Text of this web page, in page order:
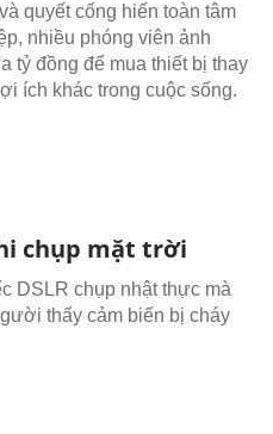
quyết cống hiến toàn tâm
nhiều phóng viên ảnh
tỷ đồng để mua thiết bị thay
ích khác trong cuộc sống.
chụp mặt trời
DSLR chụp nhật thực mà
thấy cảm biến bị cháy